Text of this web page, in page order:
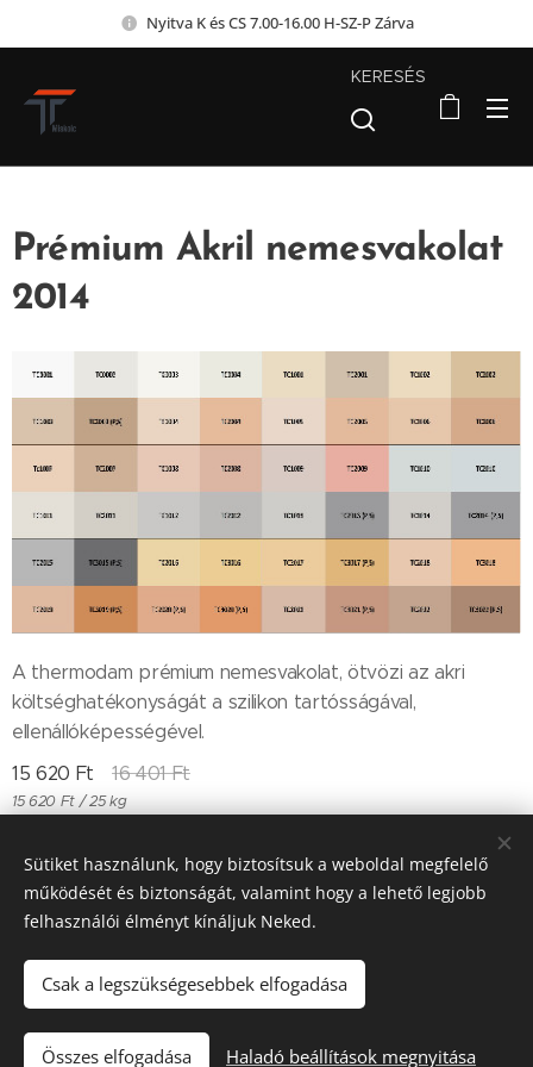
Nyitva K és CS 7.00-16.00 H-SZ-P Zárva
KERESÉS
Prémium Akril nemesvakolat
2014
A thermodam prémium nemesvakolat, ötvözi az akri
költséghatékonyságát a szilikon tartósságával,
ellenállóképességével.
15 620 Ft 16 401Ft
15 620 Ft / 25 kg
Kosárba
Till "96" Kft Adószán: 11385497-2-05
Sütiket használunk, hogy biztosítsuk a weboldal megfelelő
működését és biztonságát, valamint hogy a lehető legjobb
felhasználói élményt kínáljuk Neked.
Csak a legszükségesebbek elfogadása
Összes elfogadása Haladó beállítások megnyitása